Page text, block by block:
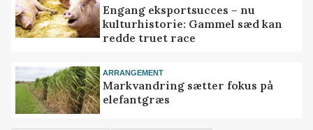
Engang eksportsucces – nu
kulturhistorie: Gammel sæd kan
redde truet race
ARRANGEMENT
Markvandring sætter fokus på
elefantgræs